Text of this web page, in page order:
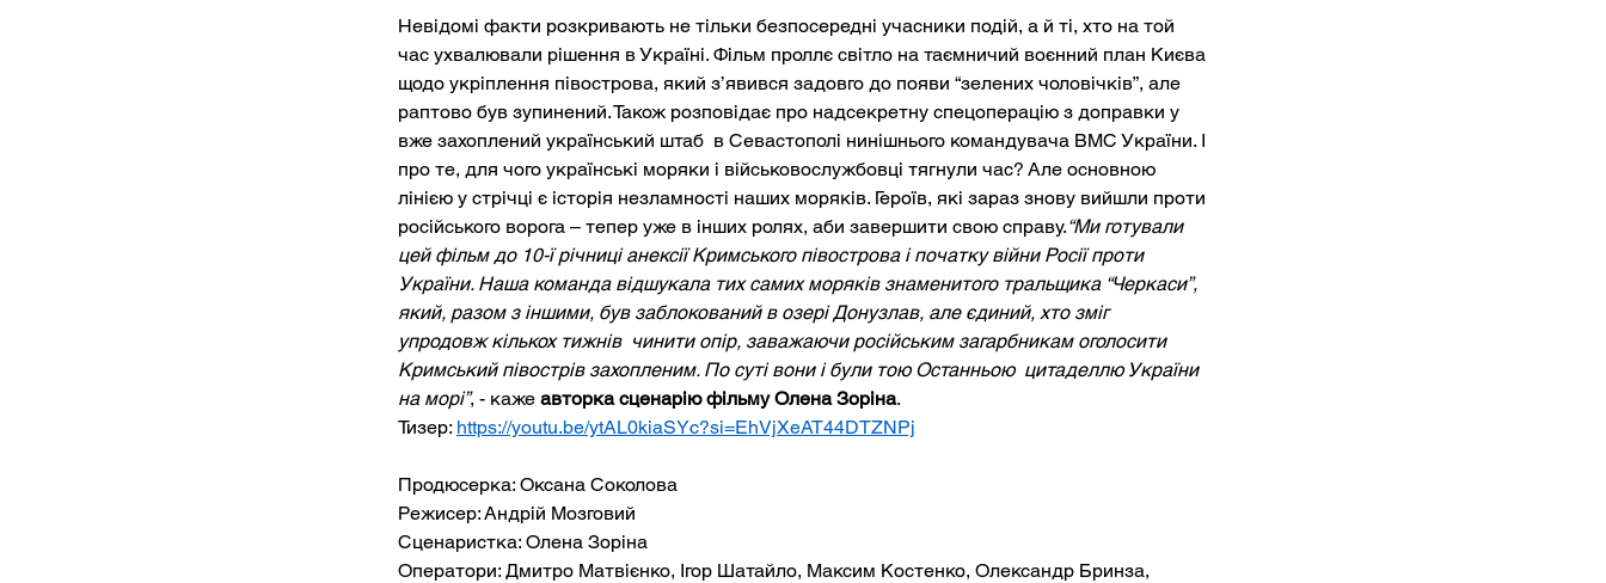
Невідомі факти розкривають не тільки безпосередні учасники подій, а й ті, хто на той
час ухвалювали рішення в Україні. Фільм проллє світло на таємничий воєнний план Києва
щодо укріплення півострова, який з’явився задовго до появи “зелених чоловічків”, але
раптово був зупинений. Також розповідає про надсекретну спецоперацію з доправки у
вже захоплений український штаб  в Севастополі нинішнього командувача ВМС України. І
про те, для чого українські моряки і військовослужбовці тягнули час? Але основною
лінією у стрічці є історія незламності наших моряків. Героїв, які зараз знову вийшли проти
російського ворога – тепер уже в інших ролях, аби завершити свою справу.“Ми готували
цей фільм до 10-ї річниці анексії Кримського півострова і початку війни Росії проти
України. Наша команда відшукала тих самих моряків знаменитого тральщика “Черкаси”,
який, разом з іншими, був заблокований в озері Донузлав, але єдиний, хто зміг
упродовж кількох тижнів  чинити опір, заважаючи російським загарбникам оголосити
Кримський півострів захопленим. По суті вони і були тою Останньою  цитаделлю України
на морі”, - каже авторка сценарію фільму Олена Зоріна.
Тизер: https://youtu.be/ytAL0kiaSYc?si=EhVjXeAT44DTZNPj
Продюсерка: Оксана Соколова
Режисер: Андрій Мозговий
Сценаристка: Олена Зоріна
Оператори: Дмитро Матвієнко, Ігор Шатайло, Максим Костенко, Олександр Бринза,